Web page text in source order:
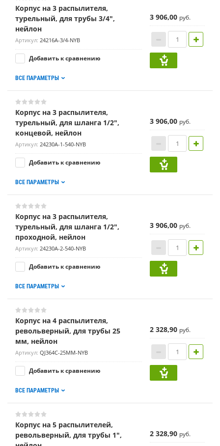
Корпус на 3 распылителя,
турельный, для трубы 3/4",
нейлон
Артикул: 24216A-3/4-NYB
Добавить к сравнению
ВСЕ ПАРАМЕТРЫ
3 906,00 руб.
Корпус на 3 распылителя,
турельный, для шланга 1/2",
концевой, нейлон
Артикул: 24230A-1-540-NYB
Добавить к сравнению
ВСЕ ПАРАМЕТРЫ
3 906,00 руб.
Корпус на 3 распылителя,
турельный, для шланга 1/2",
проходной, нейлон
Артикул: 24230A-2-540-NYB
Добавить к сравнению
ВСЕ ПАРАМЕТРЫ
3 906,00 руб.
Корпус на 4 распылителя,
револьверный, для трубы 25
мм, нейлон
Артикул: QJ364C-25MM-NYB
Добавить к сравнению
ВСЕ ПАРАМЕТРЫ
2 328,90 руб.
Корпус на 5 распылителей,
револьверный, для трубы 1",
2 328,90 руб.